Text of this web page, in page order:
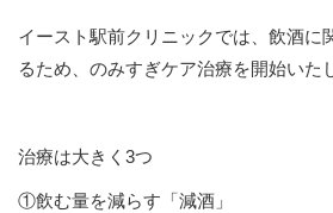
イースト駅前クリニックでは、飲酒に
るため、のみすぎケア治療を開始いた
治療は大きく3つ
①飲む量を減らす「減酒」